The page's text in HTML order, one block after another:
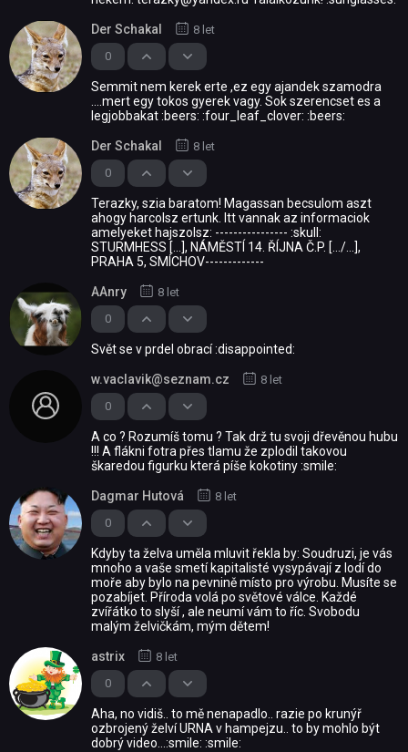
0
Der Schakal 8 let
Semmit nem kerek erte ,ez egy ajandek szamodra
....mert egy tokos gyerek vagy. Sok szerencset es a
legjobbakat :beers: :four_leaf_clover: :beers:
0
Der Schakal 8 let
Terazky, szia baratom! Magassan becsulom aszt
ahogy harcolsz ertunk. Itt vannak az informaciok
amelyeket hajszolsz: ---------------- :skull:
STURMHESS [...], NÁMĚSTÍ 14. ŘÍJNA Č.P. [.../...],
PRAHA 5, SMÍCHOV-------------
0
AAnry 8 let
Svět se v prdel obrací :disappointed:
0
w.vaclavik@seznam.cz 8 let
A co ? Rozumíš tomu ? Tak drž tu svoji dřevěnou hubu
!!! A flákni fotra přes tlamu že zplodil takovou
škaredou figurku která píše kokotiny :smile:
0
Dagmar Hutová 8 let
Kdyby ta želva uměla mluvit řekla by: Soudruzi, je vás
mnoho a vaše smetí kapitalisté vysypávají z lodí do
moře aby bylo na pevnině místo pro výrobu. Musíte se
pozabíjet. Příroda volá po světové válce. Každé
zvířátko to slyší , ale neumí vám to říc. Svobodu
malým želvičkám, mým dětem!
0
astrix 8 let
Aha, no vidiš.. to mě nenapadlo.. razie po krunýř
ozbrojený želví URNA v hampejzu.. to by mohlo být
dobrý video...:smile: :smile: